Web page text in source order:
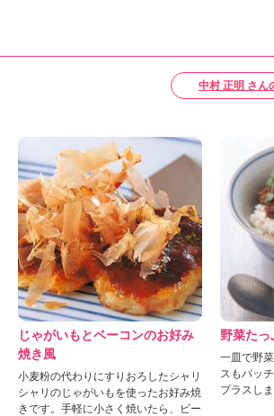
中村 正明 さん
じゃがいもとベーコンのお好み
焼き風
小麦粉の代わりにすりおろしたシャリ
シャリのじゃがいもを使ったお好み焼
きです。手軽に小さく焼いたら、ビー
野菜た
一皿で野
スもバッ
プラスしま